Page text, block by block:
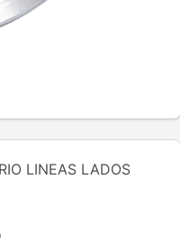
LINEAS LADOS